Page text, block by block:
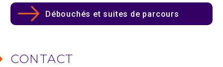
Débouchés et suites de parcours
CONTACT